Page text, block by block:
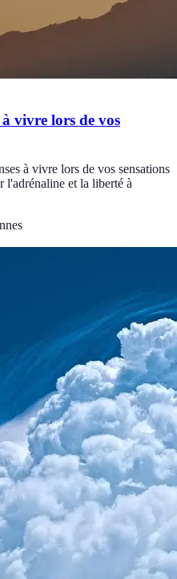
vivre lors de vos
à vivre lors de vos sensations
l'adrénaline et la liberté à